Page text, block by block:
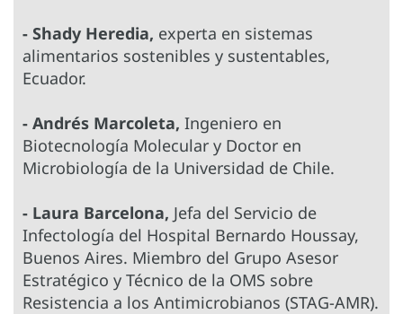
- Shady Heredia, experta en sistemas
alimentarios sostenibles y sustentables,
Ecuador.
- Andrés Marcoleta, Ingeniero en
Biotecnología Molecular y Doctor en
Microbiología de la Universidad de Chile.
- Laura Barcelona, Jefa del Servicio de
Infectología del Hospital Bernardo Houssay,
Buenos Aires. Miembro del Grupo Asesor
Estratégico y Técnico de la OMS sobre
Resistencia a los Antimicrobianos (STAG-AMR).